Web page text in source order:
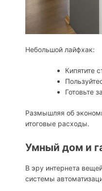
Небольшой лайфхак:
Кипятите
Готовьте
Размышляя об
итоговые расходы.
Умный дом и
В эру интернета
системы